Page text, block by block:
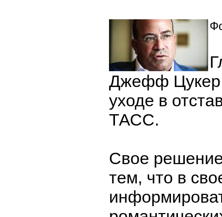
Джефф Цукер
уходе в
ТАСС.
Свое
тем, что в